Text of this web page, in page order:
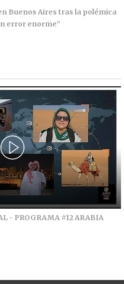
Buenos Aires tras la polémica
error enorme”
- PROGRAMA #12 ARABIA